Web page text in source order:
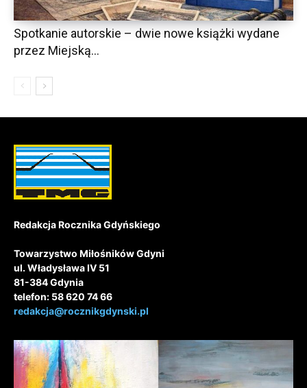
Spotkanie autorskie – dwie nowe książki wydane
przez Miejską...
Redakcja Rocznika Gdyńskiego
Towarzystwo Miłośników Gdyni
ul. Władysława IV 51
81-384 Gdynia
telefon: 58 620 74 66
redakcja@rocznikgdynski.pl